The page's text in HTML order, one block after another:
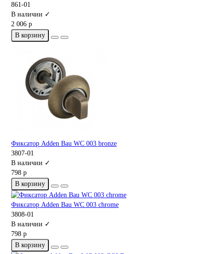
861-01
В наличии ✓
2 006 р
В корзину
Фиксатор Adden Bau WC 003 bronze
3807-01
В наличии ✓
798 р
В корзину
Фиксатор Adden Bau WC 003 chrome
3808-01
В наличии ✓
798 р
В корзину